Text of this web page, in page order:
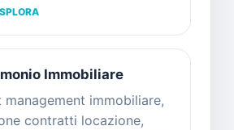
Immobiliare
management immobiliare,
contratti locazione,